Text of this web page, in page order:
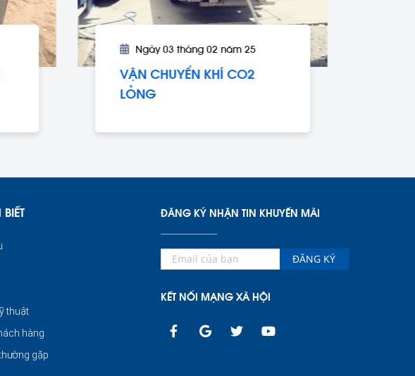
Ngày 03 tháng 02 năm 25
VẬN CHUYỂN KHÍ CO2
LỎNG
thuật
hàng
gặp
ĐĂNG KÝ NHẬN TIN KHUYẾN MÃI
ĐĂNG KÝ
KẾT NỐI MẠNG XÃ HỘI